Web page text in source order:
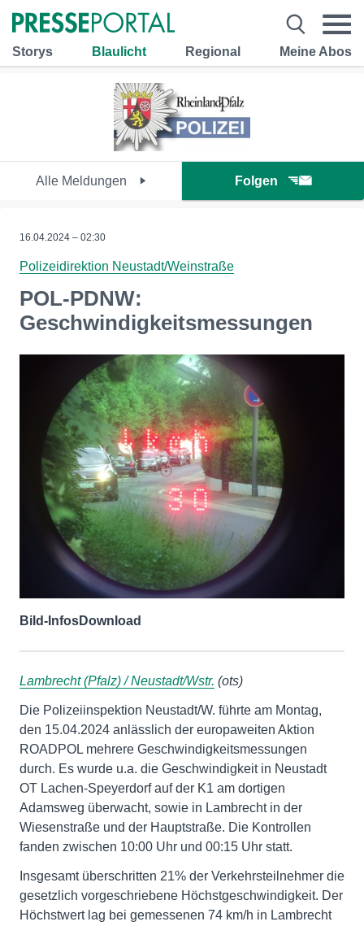
Storys Blaulicht Regional Meine Abos
Alle Meldungen Folgen
16.04.2024 – 02:30
Polizeidirektion Neustadt/Weinstraße
POL-PDNW:
Geschwindigkeitsmessungen
Bild-InfosDownload
Lambrecht (Pfalz) / Neustadt/Wstr. (ots)
Die Polizeiinspektion Neustadt/W. führte am Montag,
den 15.04.2024 anlässlich der europaweiten Aktion
ROADPOL mehrere Geschwindigkeitsmessungen
durch. Es wurde u.a. die Geschwindigkeit in Neustadt
OT Lachen-Speyerdorf auf der K1 am dortigen
Adamsweg überwacht, sowie in Lambrecht in der
Wiesenstraße und der Hauptstraße. Die Kontrollen
fanden zwischen 10:00 Uhr und 00:15 Uhr statt.
Insgesamt überschritten 21% der Verkehrsteilnehmer die
gesetzlich vorgeschriebene Höchstgeschwindigkeit. Der
Höchstwert lag bei gemessenen 74 km/h in Lambrecht